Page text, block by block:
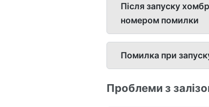
Після запуску
номером помилки
Помилка при
Проблеми з